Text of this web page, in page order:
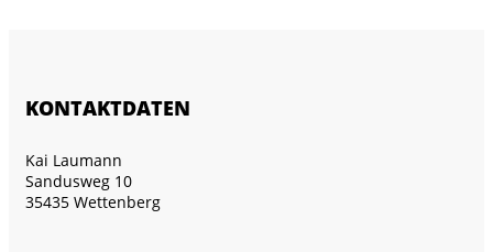
KONTAKTDATEN
Kai Laumann
Sandusweg 10
35435 Wettenberg